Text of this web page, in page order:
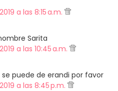
a las 8:15 a.m.
Sarita
a las 10:45 a.m.
puede de erandi por favor
a las 8:45 p.m.